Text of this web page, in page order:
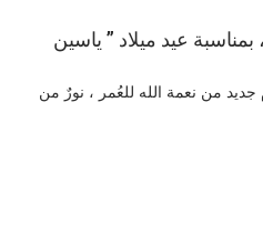
عيد ميلاد ” ياسين
جديد من نعمة الله للعُمر ، نورٌ من